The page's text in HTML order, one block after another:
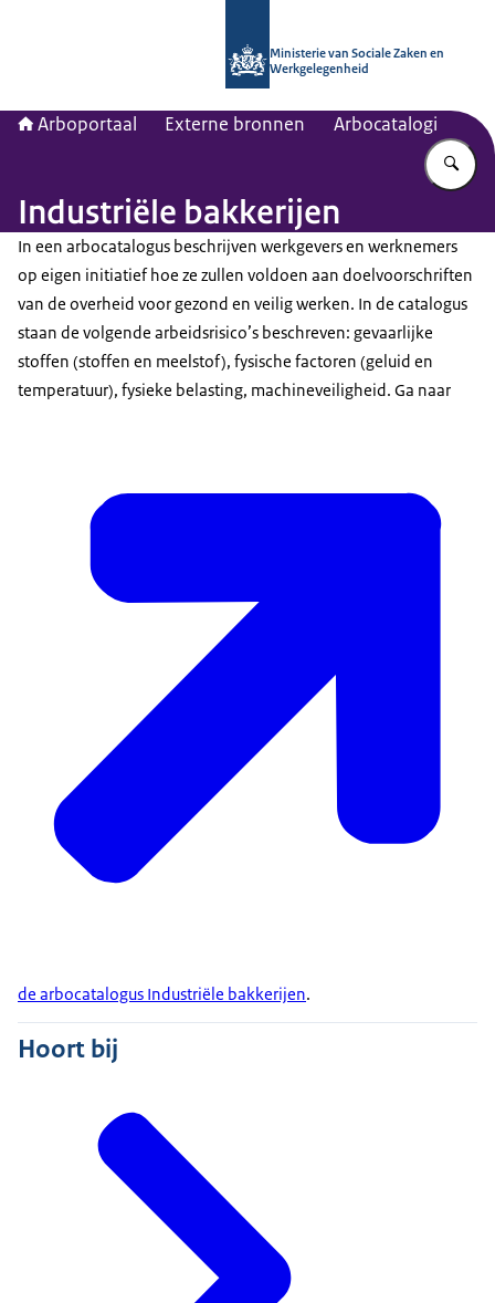
Ministerie van Sociale Zaken en
Werkgelegenheid
Arboportaal Externe bronnen Arbocatalogi
Industriële bakkerijen
In een arbocatalogus beschrijven werkgevers en werknemers
op eigen initiatief hoe ze zullen voldoen aan doelvoorschriften
van de overheid voor gezond en veilig werken. In de catalogus
staan de volgende arbeidsrisico’s beschreven: gevaarlijke
stoffen (stoffen en meelstof), fysische factoren (geluid en
temperatuur), fysieke belasting, machineveiligheid. Ga naar
de arbocatalogus Industriële bakkerijen.
Hoort bij